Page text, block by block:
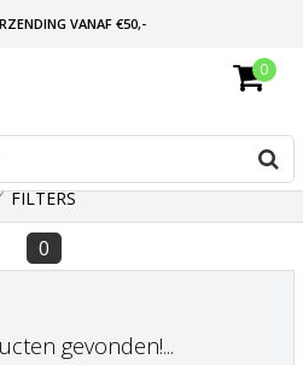
VANAF €50,-
EN 30 DAGEN BEDENKTIJD
0
FILTERS
0
gevonden!...